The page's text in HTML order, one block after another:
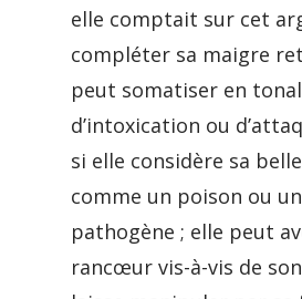
elle comptait sur cet
compléter sa maigre
peut somatiser en
d’intoxication ou
si elle considère sa
comme un poison ou
pathogène ; elle peut
rancœur vis-à-vis de